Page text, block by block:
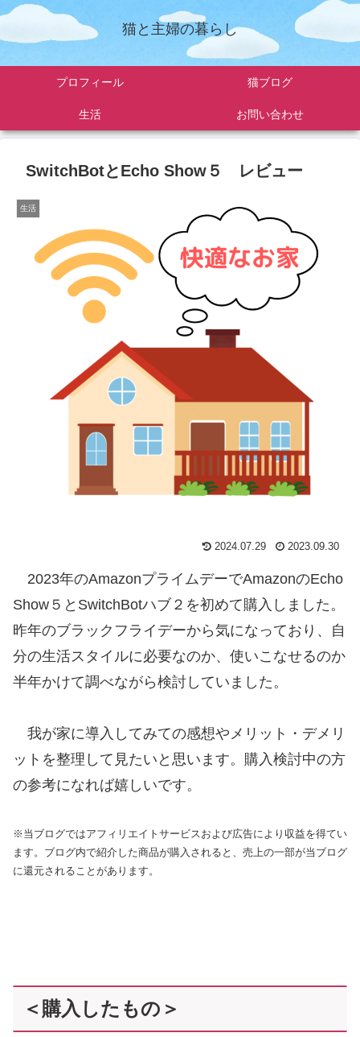
猫と主婦の暮らし
プロフィール 猫ブログ
生活 お問い合わせ
SwitchBotとEcho Show５ レビュー
生活
2024.07.29 2023.09.30
2023年のAmazonプライムデーでAmazonのEcho
Show５とSwitchBotハブ２を初めて購入しました。
昨年のブラックフライデーから気になっており、自
分の生活スタイルに必要なのか、使いこなせるのか
半年かけて調べながら検討していました。
我が家に導入してみての感想やメリット・デメリ
ットを整理して見たいと思います。購入検討中の方
の参考になれば嬉しいです。
※当ブログではアフィリエイトサービスおよび広告により収益を得てい
ます。ブログ内で紹介した商品が購入されると、売上の一部が当ブログ
に還元されることがあります。
＜購入したもの＞